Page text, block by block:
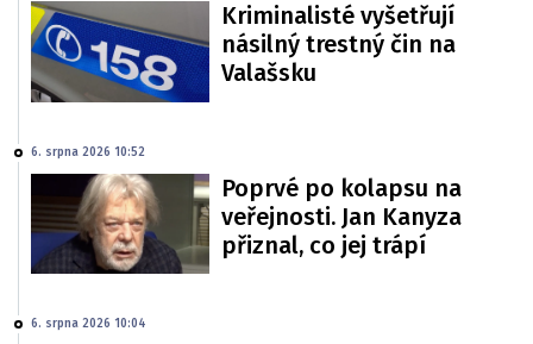
Kriminalisté vyšetřují
násilný trestný čin na
Valašsku
6. srpna 2026 10:52
Poprvé po kolapsu na
veřejnosti. Jan Kanyza
přiznal, co jej trápí
6. srpna 2026 10:04